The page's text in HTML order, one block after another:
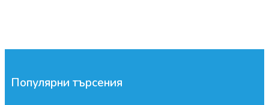
Популярни търсения